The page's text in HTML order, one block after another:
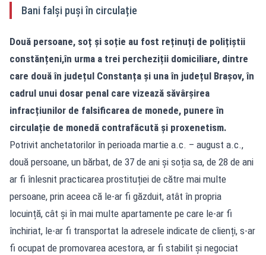
Bani falși puși în circulație
Două persoane, soț și soție au fost reținuți de polițiștii
constănțeni,în urma a trei percheziții domiciliare, dintre
care două în județul Constanța și una în județul Brașov, în
cadrul unui dosar penal care vizează săvârșirea
infracțiunilor de falsificarea de monede, punere în
circulație de monedă contrafăcută și proxenetism.
Potrivit anchetatorilor în perioada martie a.c. – august a.c.,
două persoane, un bărbat, de 37 de ani și soția sa, de 28 de ani
ar fi înlesnit practicarea prostituției de către mai multe
persoane, prin aceea că le-ar fi găzduit, atât în propria
locuință, cât și în mai multe apartamente pe care le-ar fi
închiriat, le-ar fi transportat la adresele indicate de clienți, s-ar
fi ocupat de promovarea acestora, ar fi stabilit și negociat